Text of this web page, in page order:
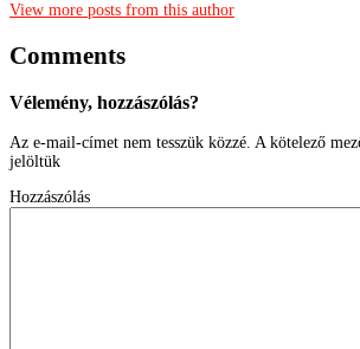
View more posts from this author
Comments
Vélemény, hozzászólás?
Az e-mail-címet nem tesszük közzé. A kötelező
jelöltük
Hozzászólás